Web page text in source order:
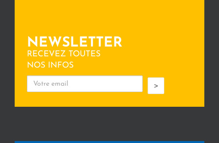
NEWSLETTER
RECEVEZ TOUTES
NOS INFOS
>